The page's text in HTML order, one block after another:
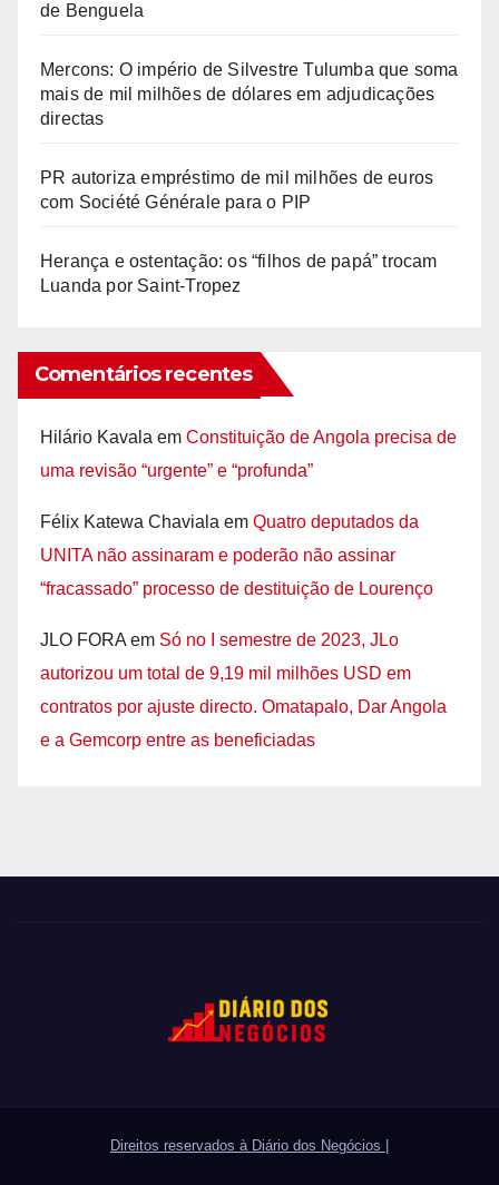
de Benguela
Mercons: O império de Silvestre Tulumba que soma
mais de mil milhões de dólares em adjudicações
directas
PR autoriza empréstimo de mil milhões de euros
com Société Générale para o PIP
Herança e ostentação: os “filhos de papá” trocam
Luanda por Saint-Tropez
Comentários recentes
Hilário Kavala em Constituição de Angola precisa de
uma revisão “urgente” e “profunda”
Félix Katewa Chaviala em Quatro deputados da
UNITA não assinaram e poderão não assinar
“fracassado” processo de destituição de Lourenço
JLO FORA em Só no I semestre de 2023, JLo
autorizou um total de 9,19 mil milhões USD em
contratos por ajuste directo. Omatapalo, Dar Angola
e a Gemcorp entre as beneficiadas
Direitos reservados à Diário dos Negócios |